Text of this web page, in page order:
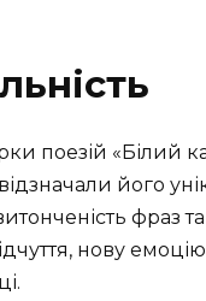
поезій «Білий
його
фраз
нову